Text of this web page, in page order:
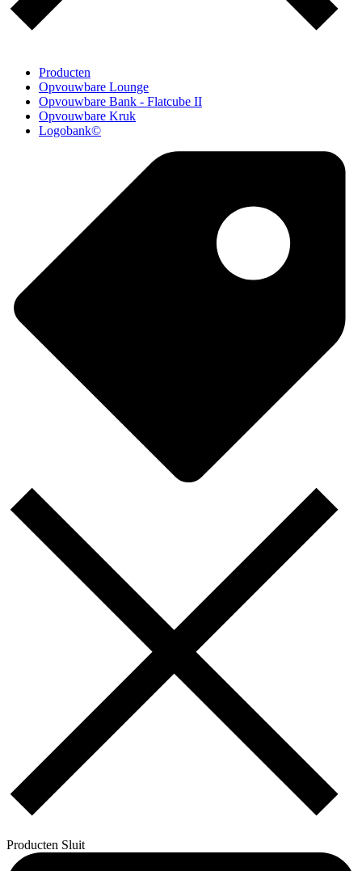
Producten
Opvouwbare Lounge
Opvouwbare Bank - Flatcube II
Opvouwbare Kruk
Logobank©
Producten Sluit